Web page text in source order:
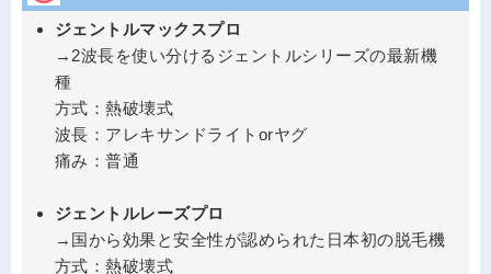
ジェントルマックスプロ
→2波長を使い分けるジェントルシリーズの最新機
種
方式：熱破壊式
波長：アレキサンドライトorヤグ
痛み：普通
ジェントルレーズプロ
→国から効果と安全性が認められた日本初の脱毛機
方式：熱破壊式